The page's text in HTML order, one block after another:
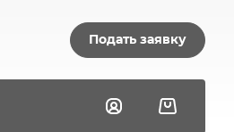
Подать заявку